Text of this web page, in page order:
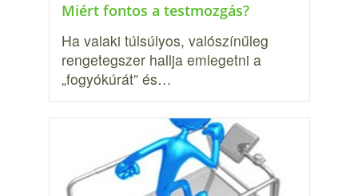
Miért fontos a testmozgás?
Ha valaki túlsúlyos, valószínűleg
rengetegszer hallja emlegetni a
„fogyókúrát” és…